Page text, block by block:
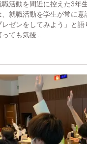
職活動を間近に控えた3年
就職活動を学生が常に
ゼンをしてみよう」と語
ても気後...